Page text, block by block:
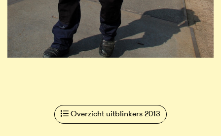
Overzicht uitblinkers 2013